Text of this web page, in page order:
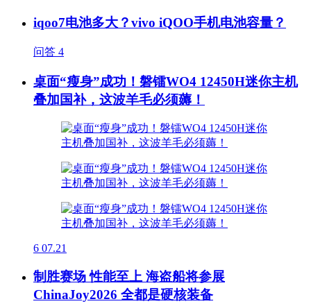
iqoo7电池多大？vivo iQOO手机电池容量？
问答 4
桌面“瘦身”成功！磐镭WO4 12450H迷你主机
叠加国补，这波羊毛必须薅！
6 07.21
制胜赛场 性能至上 海盗船将参展
ChinaJoy2026 全都是硬核装备